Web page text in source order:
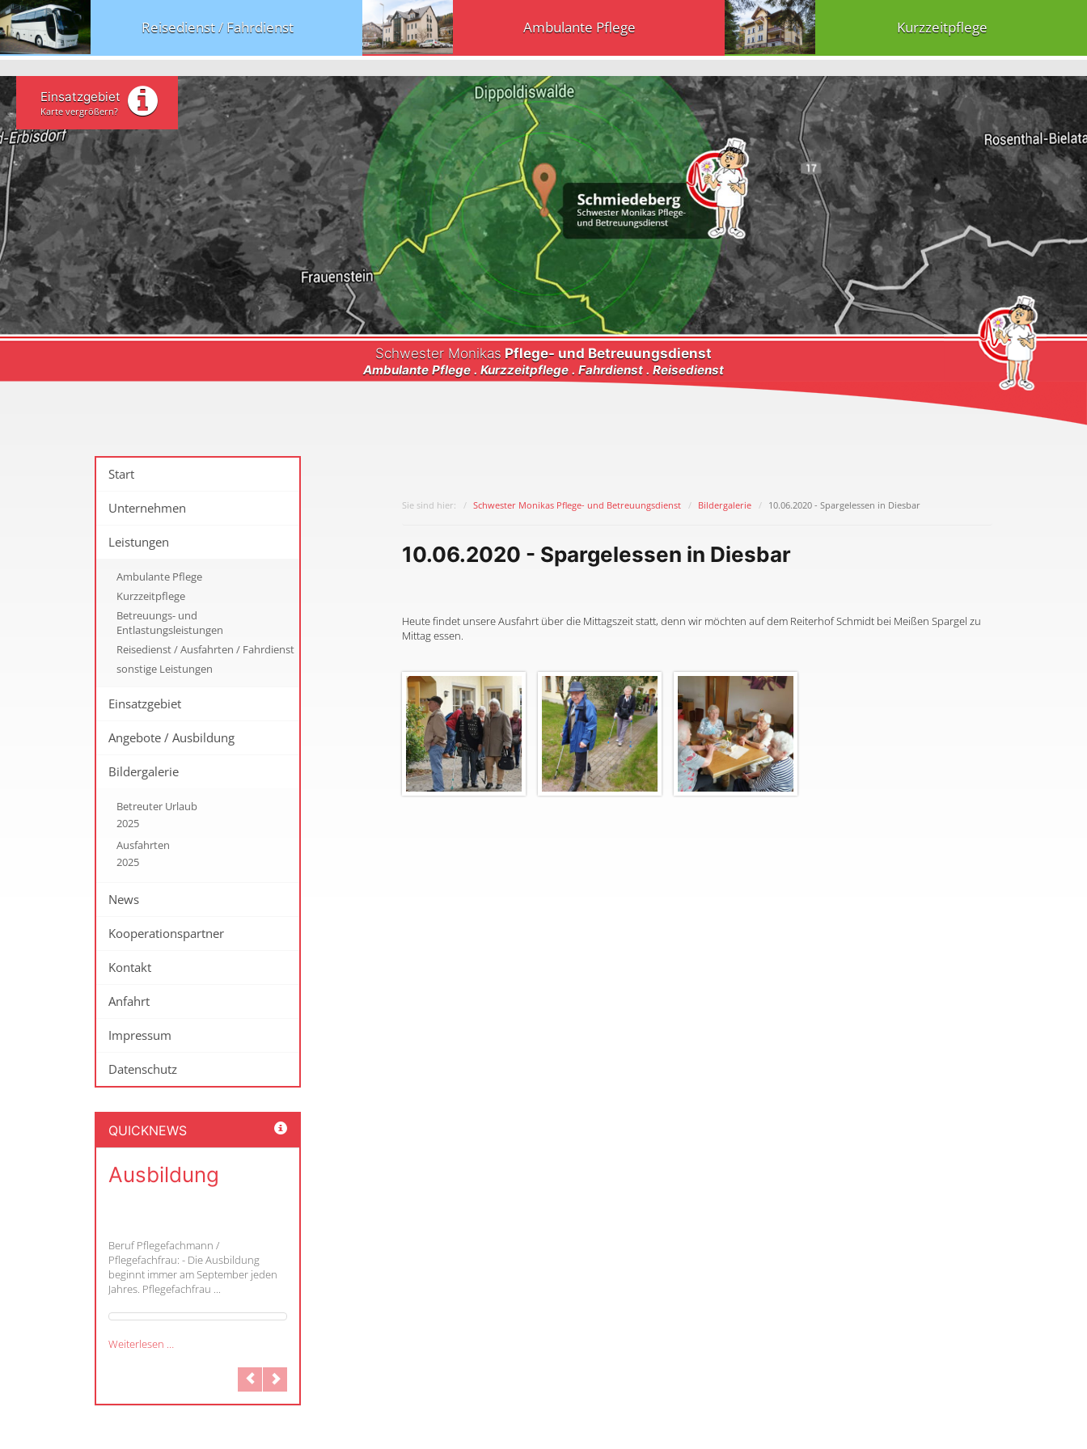
Reisedienst / Fahrdienst Ambulante Pflege Kurzzeitpflege
Einsatzgebiet
Karte vergrößern?
Schwester Monikas Pflege- und Betreuungsdienst
Ambulante Pflege . Kurzzeitpflege . Fahrdienst . Reisedienst
Start
Unternehmen
Leistungen
Ambulante Pflege
Kurzzeitpflege
Betreuungs- und
Entlastungsleistungen
Reisedienst / Ausfahrten / Fahrdienst
sonstige Leistungen
Einsatzgebiet
Angebote / Ausbildung
Bildergalerie
Betreuter Urlaub
2025
Ausfahrten
2025
News
Kooperationspartner
Kontakt
Anfahrt
Impressum
Datenschutz
QUICKNEWS
Ausbildung
Beruf Pflegefachmann /
Pflegefachfrau: - Die Ausbildung
beginnt immer am September jeden
Jahres. Pflegefachfrau ...
Weiterlesen …
Sie sind hier: Schwester Monikas Pflege- und Betreuungsdienst Bildergalerie 10.06.2020 - Spargelessen in Diesbar
10.06.2020 - Spargelessen in Diesbar
Heute findet unsere Ausfahrt über die Mittagszeit statt, denn wir möchten auf dem Reiterhof Schmidt bei Meißen Spargel zu
Mittag essen.